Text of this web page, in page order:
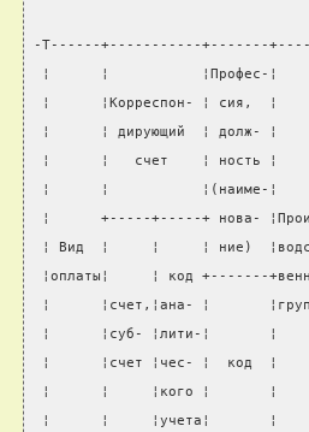
-T------+-----------+-------
¦      ¦           ¦Профес-
¦      ¦Корреспон- ¦ сия,
¦      ¦ дирующий  ¦ долж- ¦
¦      ¦   счет    ¦ ность ¦
¦      ¦           ¦(наиме-¦
¦      +-----+-----+ нова-
¦ Вид  ¦     ¦     ¦ ние)  ¦водст-
¦оплаты¦     ¦ код +-------
¦      ¦счет,¦ана- ¦
¦      ¦суб- ¦лити-¦       ¦
¦      ¦счет ¦чес- ¦  код  ¦
¦      ¦     ¦кого ¦       ¦
¦      ¦     ¦учета¦       ¦